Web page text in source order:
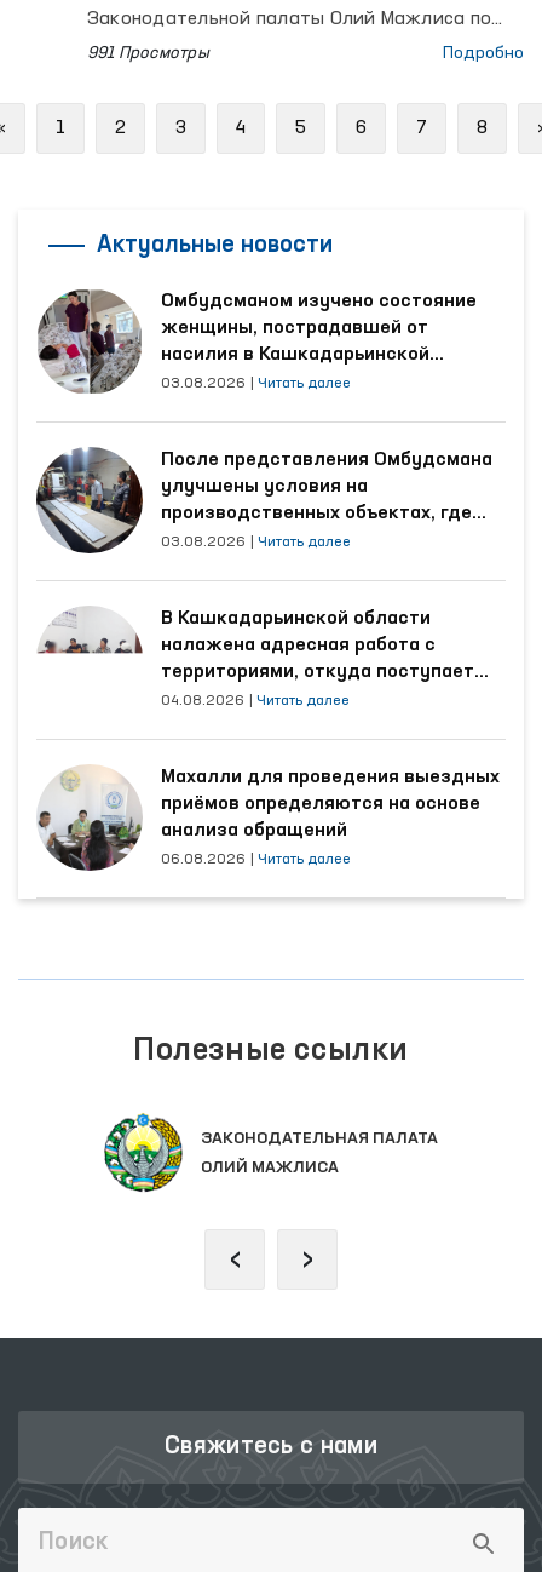
Законодательной палаты Олий Мажлиса по
международным делам, вопросам обороны и
Ташкенте.
991 Просмотры Подробно
Previous
1 2 3 4 5 6 7 8
Актуальные новости
Омбудсманом изучено состояние
женщины, пострадавшей от
насилия в Кашкадарьинской
области
03.08.2026 Читать далее
После представления Омбудсмана
улучшены условия на
производственных объектах, где
трудятся осуждённые
03.08.2026 Читать далее
В Кашкадарьинской области
налажена адресная работа с
территориями, откуда поступает
наибольшее количество обращений
04.08.2026 Читать далее
Махалли для проведения выездных
приёмов определяются на основе
анализа обращений
06.08.2026 Читать далее
Полезные ссылки
ЗАКОНОДАТЕЛЬНАЯ ПАЛАТА
ОЛИЙ МАЖЛИСА
‹ ›
Свяжитесь с нами